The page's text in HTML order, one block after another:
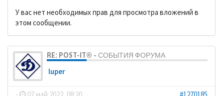
У вас нет необходимых прав для просмотра вложений в
этом сообщении.
RE: POST-IT® - СОБЫТИЯ ФОРУМА
luper